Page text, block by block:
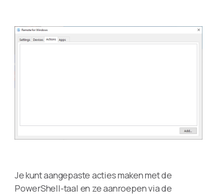
Je kunt aangepaste acties maken met de
PowerShell-taal en ze aanroepen via de